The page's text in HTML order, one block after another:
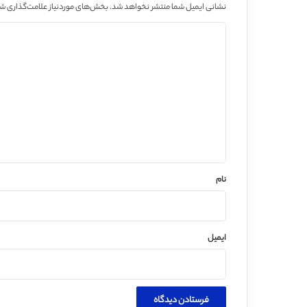
نشانی ایمیل شما منتشر نخواهد شد.بخش‌های موردنیاز علامت‌گذاری
نام
ایمیل